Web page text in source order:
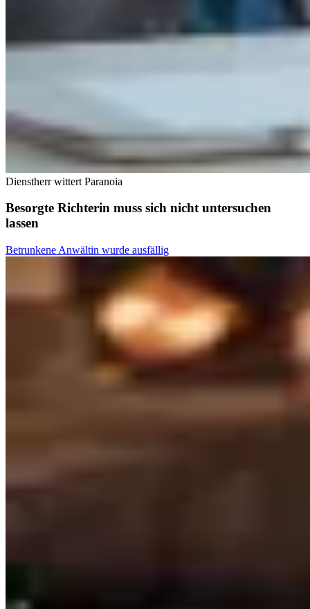
Dienstherr wittert Paranoia
Besorgte Richterin muss sich nicht untersuchen
lassen
Betrunkene Anwältin wurde ausfällig